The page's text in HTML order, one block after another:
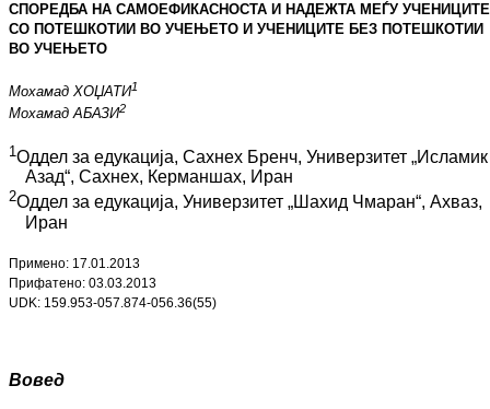
СПОРЕДБА НА САМОЕФИКАСНОСТА И НАДЕЖТА МЕЃУ УЧЕНИЦИТЕ
СО ПОТЕШКОТИИ ВО УЧЕЊЕТО И УЧЕНИ­ЦИТЕ БЕЗ ПОТЕШКОТИИ
ВО УЧЕЊЕТО
Мохамад ХОЏАТИ1
Мохамад АБАЗИ2
1Оддел за едукација, Сахнех Бренч, Универзитет „Исламик
Азад“, Сахнех, Керманшах, Иран
2Оддел за едукација, Универзитет „Шахид Чмаран“, Ахваз,
Иран
Примено: 17.01.2013
Прифатено: 03.03.2013
UDK: 159.953-057.874-056.36(55)
Вовед